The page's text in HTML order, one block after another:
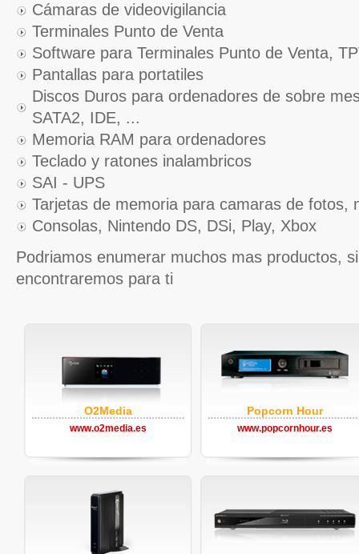
Cámaras de videovigilancia
Terminales Punto de Venta
Software para Terminales Punto de Venta,
Pantallas para portatiles
Discos Duros para ordenadores de sobre
SATA2, IDE, ...
Memoria RAM para ordenadores
Teclado y ratones inalambricos
SAI - UPS
Tarjetas de memoria para camaras de fotos,
Consolas, Nintendo DS, DSi, Play, Xbox
Podriamos enumerar muchos mas productos,
encontraremos para ti
O2Media
www.o2media.es
Popcorn Hour
www.popcornhour.es